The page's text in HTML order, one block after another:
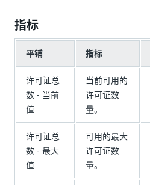
指标
平铺 指标
许可证总
数 - 当前
值
当前可用的
许可证数
量。
许可证总
数 - 最大
值
可用的最大
许可证数
量。